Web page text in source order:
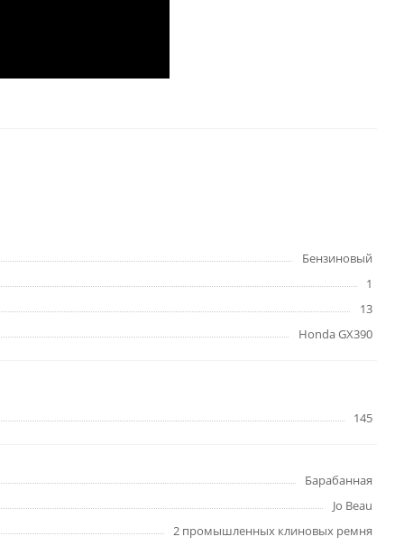
Бензиновый
1
13
Honda GX390
145
Барабанная
Jo Beau
2 промышленных клиновых ремня